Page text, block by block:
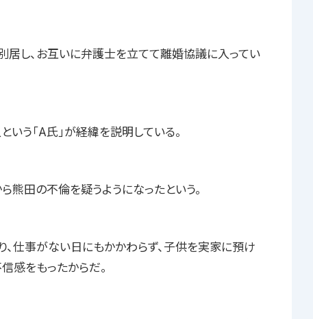
居し、お互いに弁護士を立てて離婚協議に入ってい
う「A氏」が経緯を説明している。
熊田の不倫を疑うようになったという。
、仕事がない日にもかかわらず、子供を実家に預け
感をもったからだ。